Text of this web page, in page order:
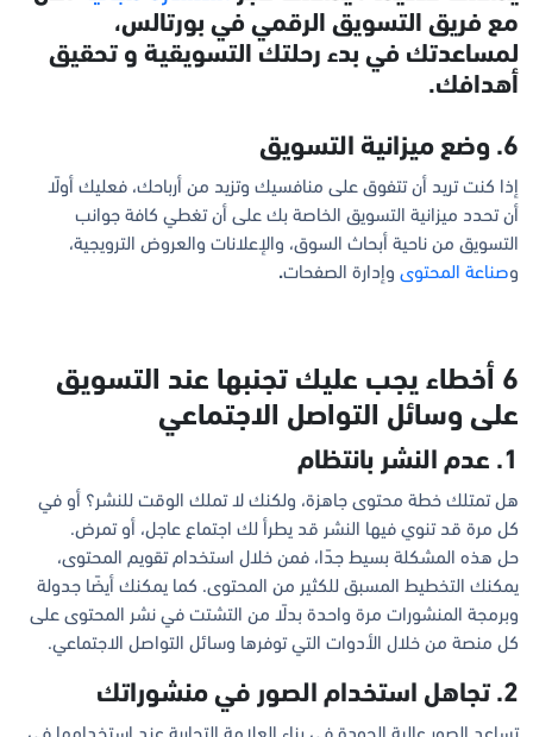
مع فريق التسويق الرقمي في بورتالس،
لمساعدتك في بدء رحلتك التسويقية و تحقيق
أهدافك.
6. وضع ميزانية التسويق
إذا كنت تريد أن تتفوق على منافسيك وتزيد من أرباحك، فعليك أولًا
أن تحدد ميزانية التسويق الخاصة بك على أن تغطي كافة جوانب
التسويق من ناحية أبحاث السوق، والإعلانات والعروض الترويجية،
وصناعة المحتوى وإدارة الصفحات.
6 أخطاء يجب عليك تجنبها عند التسويق
على وسائل التواصل الاجتماعي
1. عدم النشر بانتظام
هل تمتلك خطة محتوى جاهزة، ولكنك لا تملك الوقت للنشر؟ أو في
كل مرة قد تنوي فيها النشر قد يطرأ لك اجتماع عاجل، أو تمرض.
حل هذه المشكلة بسيط جدًا، فمن خلال استخدام تقويم المحتوى،
يمكنك التخطيط المسبق للكثير من المحتوى. كما يمكنك أيضًا جدولة
وبرمجة المنشورات مرة واحدة بدلًا من التشتت في نشر المحتوى على
كل منصة من خلال الأدوات التي توفرها وسائل التواصل الاجتماعي.
2. تجاهل استخدام الصور في منشوراتك